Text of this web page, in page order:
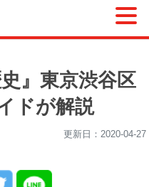
』東京渋谷区
ドが解説
更新日：2020-04-27